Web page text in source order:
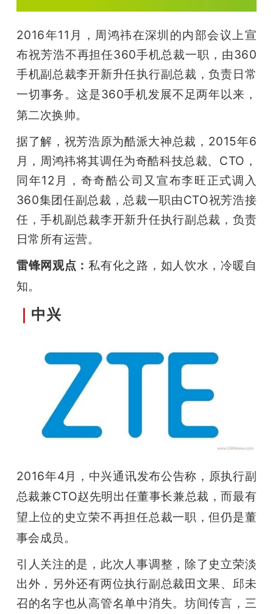
2016年11月，周鸿祎在深圳的内部会议上宣
布祝芳浩不再担任360手机总裁一职，由360
手机副总裁李开新升任执行副总裁，负责日常
一切事务。 这是360手机发展不足两年以来，
第二次换帅。
据了解，祝芳浩原为酷派大神总裁，2015年6
月，周鸿祎将其调任为奇酷科技总裁、CTO，
同年12月，奇奇酷公司又宣布李旺正式调入
360集团任副总裁，总裁一职由CTO祝芳浩接
任，手机副总裁李开新升任执行副总裁，负责
日常所有运营。
雷锋网观点：私有化之路，如人饮水，冷暖自
知。
中兴
2016年4月，中兴通讯发布公告称，原执行副
总裁兼CTO赵先明出任董事长兼总裁，而最有
望上位的史立荣不再担任总裁一职，但仍是董
事会成员。
引人关注的是，此次人事调整，除了史立荣淡
出外，另外还有两位执行副总裁田文果、邱未
召的名字也从高管名单中消失。坊间传言，三